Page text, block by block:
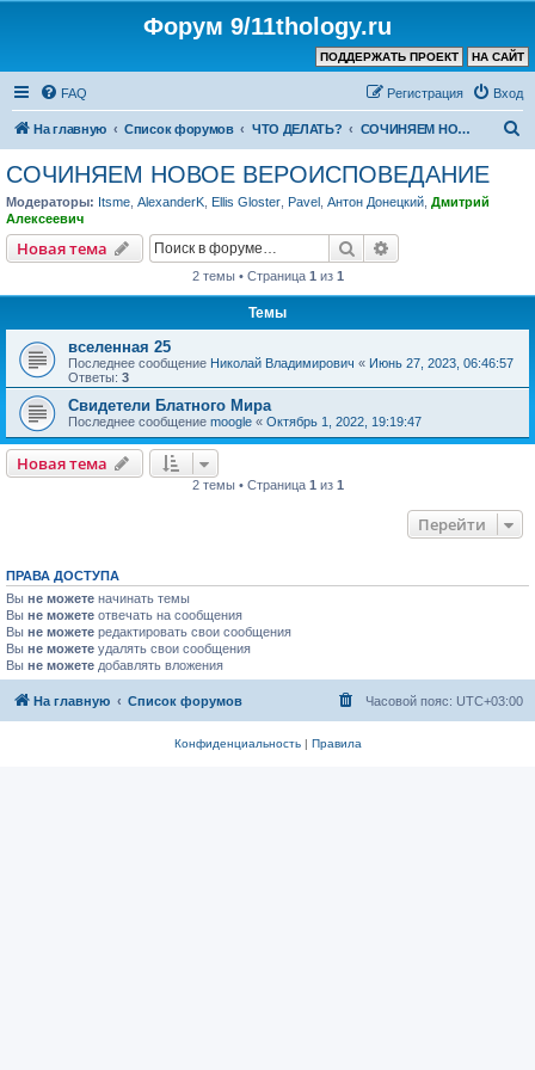
Форум 9/11thology.ru
НА САЙТ
ПОДДЕРЖАТЬ ПРОЕКТ
FAQ Вход
Регистрация
На главную Список форумов ЧТО ДЕЛАТЬ? СОЧИНЯЕМ НОВОЕ ВЕРОИСПОВЕДАНИЕ
СОЧИНЯЕМ НОВОЕ ВЕРОИСПОВЕДАНИЕ
Модераторы: Itsme AlexanderK Ellis Gloster Pavel Антон Донецкий Дмитрий
Алексеевич
Новая тема Поиск
2 темы • Страница 1 из 1
Темы
вселенная 25
Последнее сообщение Николай Владимирович « Июнь 27, 2023, 06:46:57
Ответы: 3
Свидетели Блатного Мира
Последнее сообщение moogle « Октябрь 1, 2022, 19:19:47
Новая тема
2 темы • Страница 1 из 1
Перейти
ПРАВА ДОСТУПА
Вы не можете начинать темы
Вы не можете отвечать на сообщения
Вы не можете редактировать свои сообщения
Вы не можете удалять свои сообщения
Вы не можете добавлять вложения
На главную Список форумов Часовой пояс: UTC+03:00
Конфиденциальность| Правила